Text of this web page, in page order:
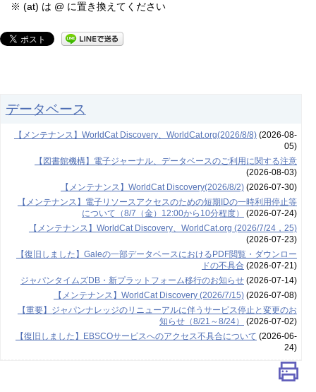
※ (at) は @ に置き換えてください
データベース
【メンテナンス】WorldCat Discovery、WorldCat.org(2026/8/8)(2026-08-
05)
【図書館機構】電子ジャーナル、データベースのご利用に関する注意
(2026-08-03)
【メンテナンス】WorldCat Discovery(2026/8/2)(2026-07-30)
【メンテナンス】電子リソースアクセスのための短期IDの一時利用停止等
について（8/7（金）12:00から10分程度）
(2026-07-24)
【メンテナンス】WorldCat Discovery、WorldCat.org (2026/7/24，25)
(2026-07-23)
【復旧しました】Galeの一部データベースにおけるPDF閲覧・ダウンロー
ドの不具合 (2026-07-21)
ジャパンタイムズDB・新プラットフォーム移行のお知らせ(2026-07-14)
【メンテナンス】WorldCat Discovery (2026/7/15)(2026-07-08)
【重要】ジャパンナレッジのリニューアルに伴うサービス停止と変更のお
知らせ（8/21～8/24）
(2026-07-02)
【復旧しました】EBSCOサービスへのアクセス不具合について (2026-06-
24)